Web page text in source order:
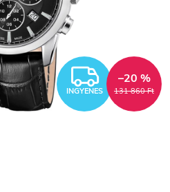
INGYENES 131 860 Ft
–20 %